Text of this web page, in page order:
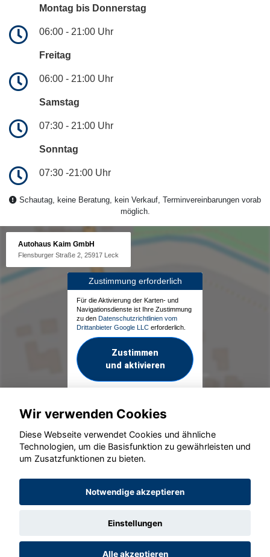
Montag bis Donnerstag
06:00 - 21:00 Uhr
Freitag
06:00 - 21:00 Uhr
Samstag
07:30 - 21:00 Uhr
Sonntag
07:30 -21:00 Uhr
Schautag, keine Beratung, kein Verkauf, Terminvereinbarungen vorab
möglich.
Autohaus Kaim GmbH
Flensburger Straße 2, 25917 Leck
Zustimmung erforderlich
Für die Aktivierung der Karten- und
Navigationsdienste ist Ihre Zustimmung
zu den Datenschutzrichtlinien vom
Drittanbieter Google LLC erforderlich.
Zustimmen
und aktivieren
© konjunkturmotor.de GmbH 2020 - 2026
Wir verwenden Cookies
Diese Webseite verwendet Cookies und ähnliche
Technologien, um die Basisfunktion zu gewährleisten und
um Zusatzfunktionen zu bieten.
Notwendige akzeptieren
Einstellungen
Alle akzeptieren